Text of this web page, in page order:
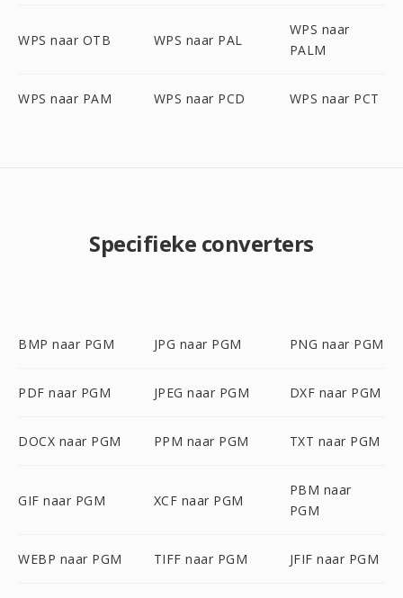
WPS naar OTB WPS naar PAL
WPS naar
PALM
WPS naar PAM WPS naar PCD WPS naar PCT
Specifieke converters
BMP naar PGM JPG naar PGM PNG naar PGM
PDF naar PGM JPEG naar PGM DXF naar PGM
DOCX naar PGM PPM naar PGM TXT naar PGM
GIF naar PGM XCF naar PGM
PBM naar
PGM
WEBP naar PGM TIFF naar PGM JFIF naar PGM